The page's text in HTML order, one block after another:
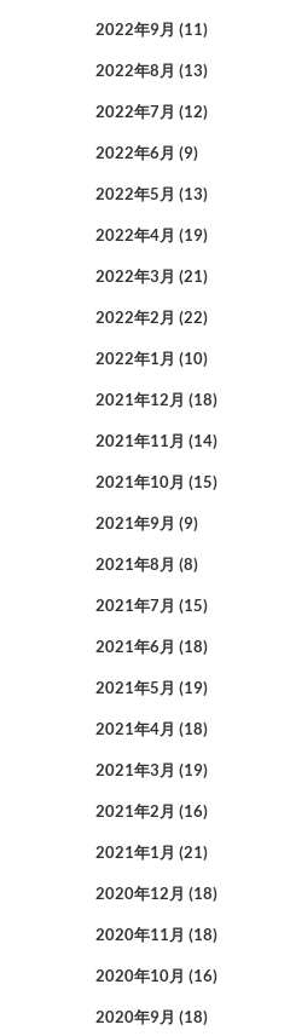
2022年9月 (11)
2022年8月 (13)
2022年7月 (12)
2022年6月 (9)
2022年5月 (13)
2022年4月 (19)
2022年3月 (21)
2022年2月 (22)
2022年1月 (10)
2021年12月 (18)
2021年11月 (14)
2021年10月 (15)
2021年9月 (9)
2021年8月 (8)
2021年7月 (15)
2021年6月 (18)
2021年5月 (19)
2021年4月 (18)
2021年3月 (19)
2021年2月 (16)
2021年1月 (21)
2020年12月 (18)
2020年11月 (18)
2020年10月 (16)
2020年9月 (18)